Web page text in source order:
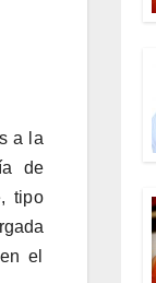
a la
de
tipo
el